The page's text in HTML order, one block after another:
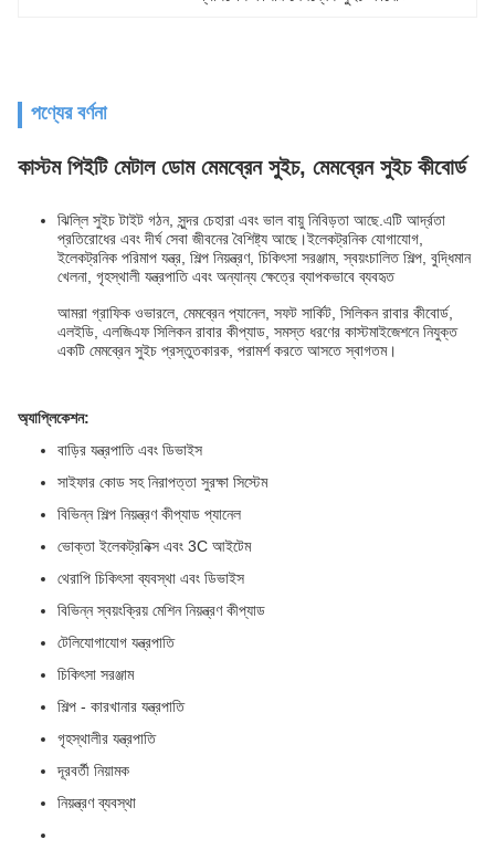
পণ্যের বর্ণনা
কাস্টম পিইটি মেটাল ডোম মেমব্রেন সুইচ, মেমব্রেন সুইচ কীবোর্ড
ঝিল্লি সুইচ টাইট গঠন, সুন্দর চেহারা এবং ভাল বায়ু নিবিড়তা আছে.এটি আর্দ্রতা
প্রতিরোধের এবং দীর্ঘ সেবা জীবনের বৈশিষ্ট্য আছে।ইলেকট্রনিক যোগাযোগ,
ইলেকট্রনিক পরিমাপ যন্ত্র, শিল্প নিয়ন্ত্রণ, চিকিৎসা সরঞ্জাম, স্বয়ংচালিত শিল্প, বুদ্ধিমান
খেলনা, গৃহস্থালী যন্ত্রপাতি এবং অন্যান্য ক্ষেত্রে ব্যাপকভাবে ব্যবহৃত
আমরা গ্রাফিক ওভারলে, মেমব্রেন প্যানেল, সফট সার্কিট, সিলিকন রাবার কীবোর্ড,
এলইডি, এলজিএফ সিলিকন রাবার কীপ্যাড, সমস্ত ধরণের কাস্টমাইজেশনে নিযুক্ত
একটি মেমব্রেন সুইচ প্রস্তুতকারক, পরামর্শ করতে আসতে স্বাগতম।
অ্যাপ্লিকেশন:
বাড়ির যন্ত্রপাতি এবং ডিভাইস
সাইফার কোড সহ নিরাপত্তা সুরক্ষা সিস্টেম
বিভিন্ন শিল্প নিয়ন্ত্রণ কীপ্যাড প্যানেল
ভোক্তা ইলেকট্রনিক্স এবং 3C আইটেম
থেরাপি চিকিৎসা ব্যবস্থা এবং ডিভাইস
বিভিন্ন স্বয়ংক্রিয় মেশিন নিয়ন্ত্রণ কীপ্যাড
টেলিযোগাযোগ যন্ত্রপাতি
চিকিৎসা সরঞ্জাম
শিল্প - কারখানার যন্ত্রপাতি
গৃহস্থালীর যন্ত্রপাতি
দূরবর্তী নিয়ামক
নিয়ন্ত্রণ ব্যবস্থা